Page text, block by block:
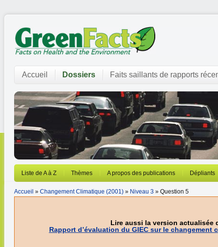
Accueil Dossiers Faits saillants de rapports
Liste de A à Z Thèmes A propos des publications Dépliants
Accueil » Changement Climatique (2001) » Niveau 3 » Question 5
Lire aussi la version actualisée
Rapport d’évaluation du GIEC sur le changement